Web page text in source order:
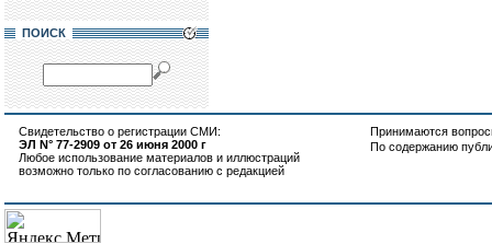
ПОИСК
Свидетельство о регистрации СМИ:
ЭЛ N° 77-2909 от 26 июня 2000 г
Любое использование материалов и иллюстраций
возможно только по согласованию с редакцией
Принимаются
По содержанию